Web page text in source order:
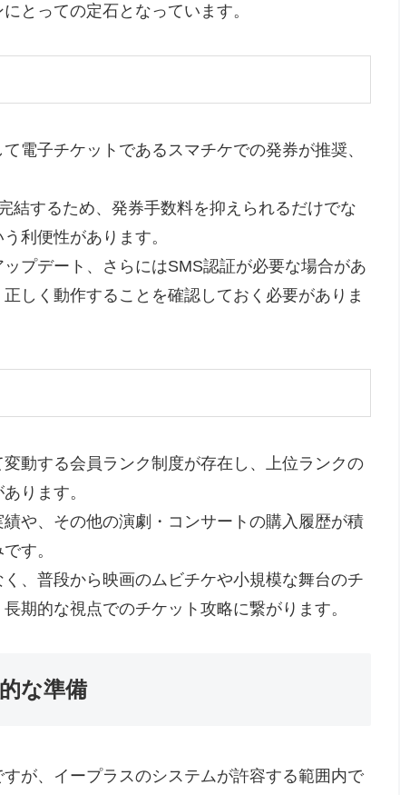
とっての定石となっています。
電子チケットであるスマチケでの発券が推奨、
結するため、発券手数料を抑えられるだけでな
利便性があります。
プデート、さらにはSMS認証が必要な場合があ
しく動作することを確認しておく必要がありま
動する会員ランク制度が存在し、上位ランクの
ります。
や、その他の演劇・コンサートの購入履歴が積
す。
、普段から映画のムビチケや小規模な舞台のチ
期的な視点でのチケット攻略に繋がります。
な準備
が、イープラスのシステムが許容する範囲内で